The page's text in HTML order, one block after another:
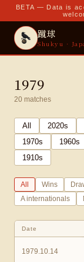
BETA — Data is
蹴球
Shukyu ·
1979
20 matches
All 2020s
1970s 1960s
1910s
All Wins
A internationals
Date
1979.10.14